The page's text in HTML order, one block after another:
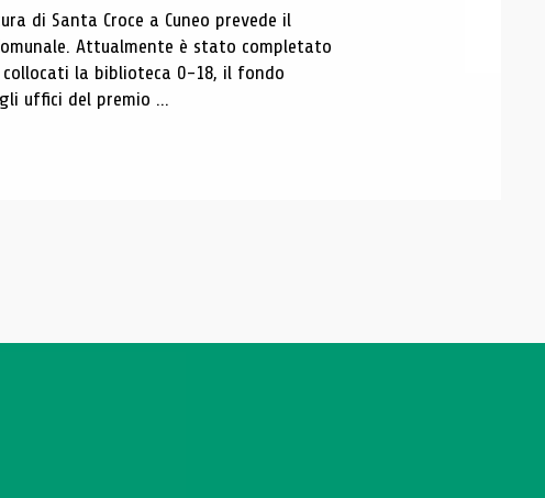
di Santa Croce a Cuneo prevede il
Attualmente è stato completato
la biblioteca 0-18, il fondo
uffici del premio ...